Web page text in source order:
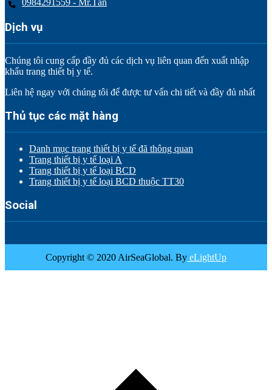
0984291559 - Mr.Tân
Dịch vụ
Chúng tôi cung cấp đầy đủ các dịch vụ liên quan đến xuất nhập
khẩu trang thiết bị y tế.
Liên hệ ngay với chúng tôi để được tư vấn chi tiết và đầy đủ nhất
Thủ tục các mặt hàng
Danh mục trang thiết bị y tế đã thông quan
Trang thiết bị y tế loại A
Trang thiết bị y tế loại BCD
Trang thiết bị y tế loại BCD thuộc TT30
Social
Copyright © 2020 AirSeaGlobal. By eLightUp